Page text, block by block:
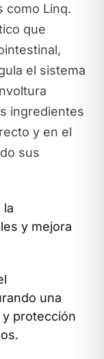
como Linq.
que
el sistema
ingredientes
y en el
sus
la
y mejora
una
protección